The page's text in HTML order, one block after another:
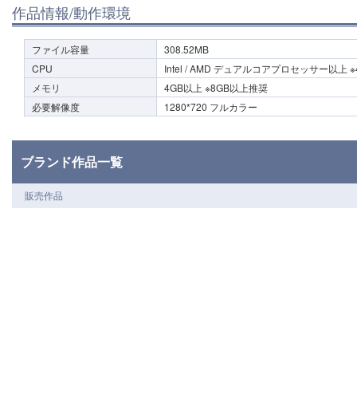
作品情報/動作環境
ファイル容量
308.52MB
CPU
Intel / AMD デュアルコアプロセッサー以上
メモリ
4GB以上 ※8GB以上推奨
必要解像度
1280*720 フルカラー
ブランド作品一覧
販売作品